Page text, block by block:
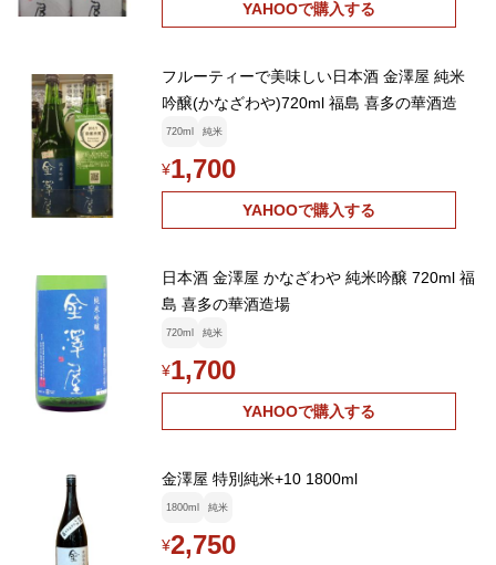
YAHOOで購入する
フルーティーで美味しい日本酒 金澤屋 純米
吟醸(かなざわや)720ml 福島 喜多の華酒造
720ml 純米
¥1,700
YAHOOで購入する
日本酒 金澤屋 かなざわや 純米吟醸 720ml 福
島 喜多の華酒造場
720ml 純米
¥1,700
YAHOOで購入する
金澤屋 特別純米+10 1800ml
1800ml 純米
¥2,750